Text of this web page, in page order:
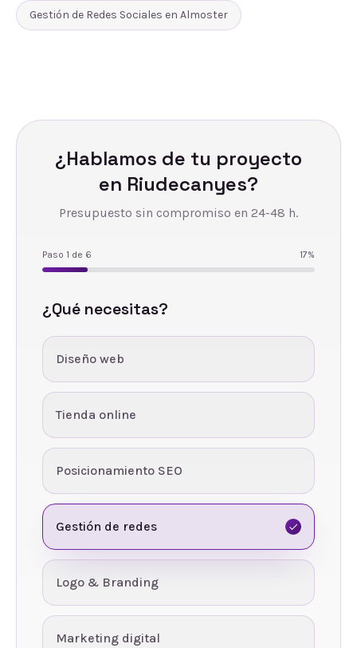
Gestión de Redes Sociales en Almoster
¿Hablamos de tu proyecto
en Riudecanyes?
Presupuesto sin compromiso en 24-48 h.
Paso 1 de 6 17%
¿Qué necesitas?
Diseño web
Tienda online
Posicionamiento SEO
Gestión de redes
Logo & Branding
Marketing digital